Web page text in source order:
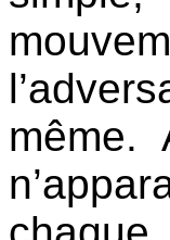
même.